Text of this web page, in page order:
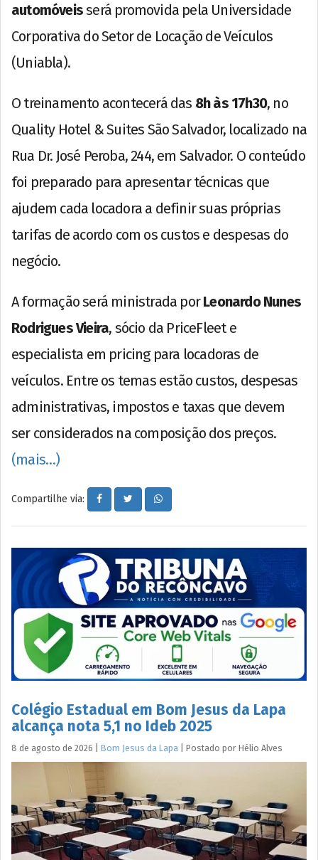
automóveisserá promovida pela Universidade
Corporativa do Setor de Locação de Veículos
(Uniabla).
O treinamento acontecerá das 8h às 17h30, no
Quality Hotel & Suites São Salvador, localizado na
Rua Dr. José Peroba, 244, em Salvador. O conteúdo
foi preparado para apresentar técnicas que
ajudem cada locadora a definir suas próprias
tarifas de acordo com os custos e despesas do
negócio.
A formação será ministrada porLeonardo Nunes
Rodrigues Vieira, sócio da PriceFleet e
especialista em pricing para locadoras de
veículos. Entre os temas estão custos, despesas
administrativas, impostos e taxas que devem
ser considerados na composição dos preços.
(mais…)
Compartilhe via:
Colégio Estadual em Bom Jesus da Lapa
alcança nota 5,1 no Ideb 2025
8 de agosto de 2026 Bom Jesus da Lapa Postado por Hélio Alves